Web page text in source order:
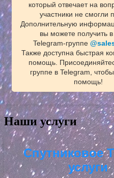
который отвечает на
участники не смогли
Дополнительную
вы можете получить
Telegram‑группе
Также доступна быстрая
помощь.
группе в Telegram,
помощь!
Наши услуги
Спутниковое
услуги